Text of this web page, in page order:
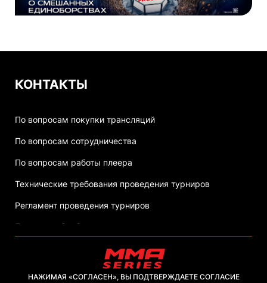
КОНТАКТЫ
По вопросам покупки трансляций
По вопросам сотрудничества
По вопросам работы плеера
Технические требования проведения турниров
Регламент проведения турниров
Политика обработки персональных данных
НАЖИМАЯ «СОГЛАСЕН», ВЫ ПОДТВЕРЖДАЕТЕ СОГЛАСИЕ